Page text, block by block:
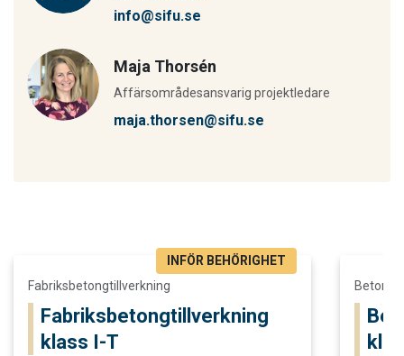
info@sifu.se
Maja Thorsén
Affärsområdesansvarig projektledare
maja.thorsen@sifu.se
Läs mer och boka Fabriksbetongtillverkning klass I-T
INFÖR BEHÖRIGHET
Fabriksbetongtillverkning
Fabriksbetongtillverkning
klass I-T